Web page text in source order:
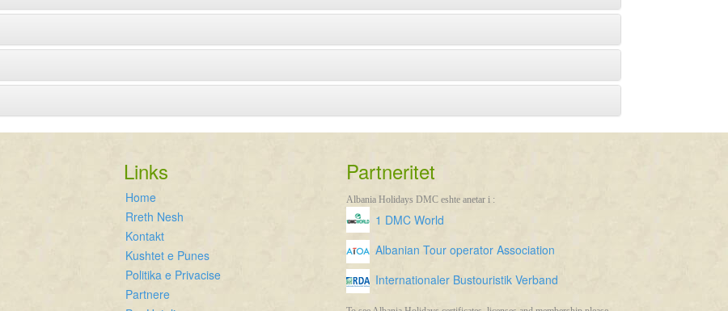
Links
Home
Rreth Nesh
Kontakt
Kushtet e Punes
Politika e Privacise
Partnere
Partneritet
Albania Holidays DMC eshte anetar i :
1 DMC World
Albanian Tour operator Association
Internationaler Bustouristik Verband